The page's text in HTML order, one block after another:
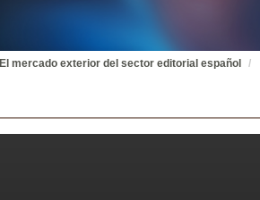
El mercado exterior del sector editorial español